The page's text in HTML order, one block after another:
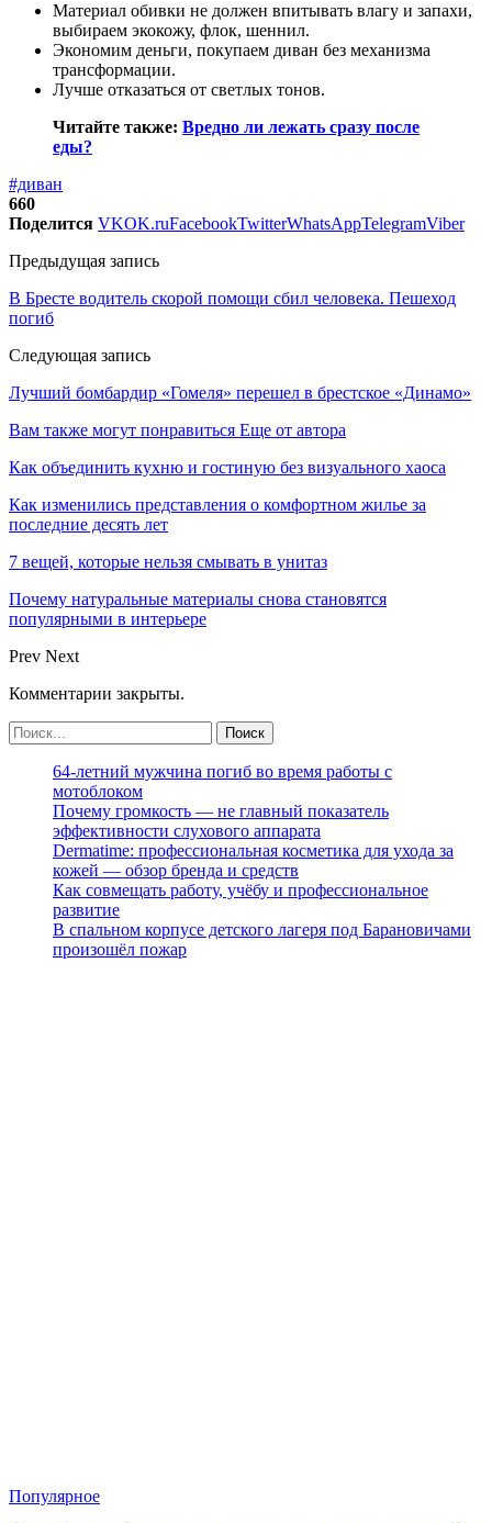
Материал обивки не должен впитывать влагу и запахи,
выбираем экокожу, флок, шеннил.
Экономим деньги, покупаем диван без механизма
трансформации.
Лучше отказаться от светлых тонов.
Читайте также: Вредно ли лежать сразу после
еды?
#диван
660
Поделится VKOK.ruFacebookTwitterWhatsAppTelegramViber
Предыдущая запись
В Бресте водитель скорой помощи сбил человека. Пешеход
погиб
Следующая запись
Лучший бомбардир «Гомеля» перешел в брестское «Динамо»
Вам также могут понравиться Еще от автора
Как объединить кухню и гостиную без визуального хаоса
Как изменились представления о комфортном жилье за
последние десять лет
7 вещей, которые нельзя смывать в унитаз
Почему натуральные материалы снова становятся
популярными в интерьере
Prev Next
Комментарии закрыты.
64-летний мужчина погиб во время работы с
мотоблоком
Почему громкость — не главный показатель
эффективности слухового аппарата
Dermatime: профессиональная косметика для ухода за
кожей — обзор бренда и средств
Как совмещать работу, учёбу и профессиональное
развитие
В спальном корпусе детского лагеря под Барановичами
произошёл пожар
Популярное